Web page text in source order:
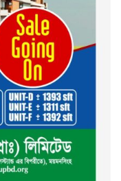
শহিদের
দোয়া করলেন
জামায়াত